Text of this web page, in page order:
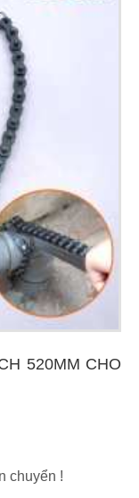
520MM CHO
chuyển !